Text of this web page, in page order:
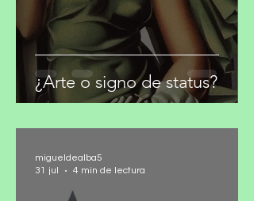
¿Arte o signo de status?
4 min de lectura